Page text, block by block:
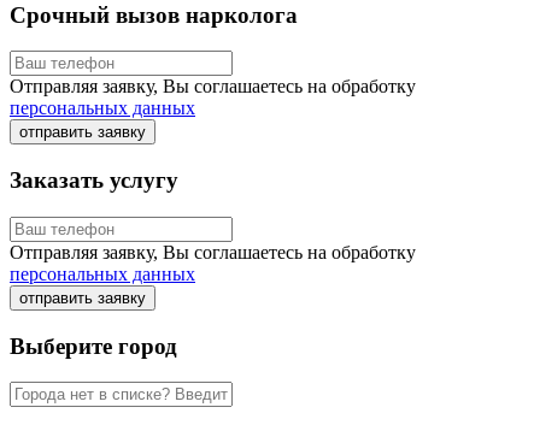
Срочный вызов нарколога
Отправляя заявку, Вы соглашаетесь на обработку
персональных данных
отправить заявку
Заказать услугу
Отправляя заявку, Вы соглашаетесь на обработку
персональных данных
отправить заявку
Выберите город